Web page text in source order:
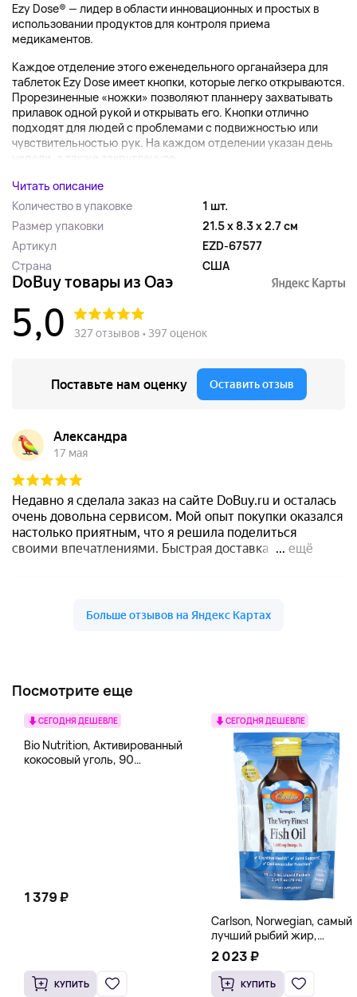
Ezy Dose® — лидер в области инновационных и простых в
использовании продуктов для контроля приема
медикаментов.
Каждое отделение этого еженедельного органайзера для
таблеток Ezy Dose имеет кнопки, которые легко открываются.
Прорезиненные «ножки» позволяют планнеру захватывать
прилавок одной рукой и открывать его. Кнопки отлично
подходят для людей с проблемами с подвижностью или
чувствительностью рук. На каждом отделении указан день
недели, а также закругленное...
Читать описание
Количество в упаковке
1 шт.
Размер упаковки
21.5 x 8.3 x 2.7 см
Артикул
EZD-67577
Страна
США
Посмотрите еще
СЕГОДНЯ ДЕШЕВЛЕ
Bio Nutrition, Активированный
кокосовый уголь, 90
1 379 ₽
КУПИТЬ
СЕГОДНЯ ДЕШЕВЛЕ
Carlson, Norwegian, самый
лучший рыбий жир,
натуральный лимон, 15
пакетиков (5 мл) каждый
2 023 ₽
КУПИТЬ